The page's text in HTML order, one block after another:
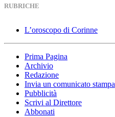
RUBRICHE
L’oroscopo di Corinne
Prima Pagina
Archivio
Redazione
Invia un comunicato stampa
Pubblicità
Scrivi al Direttore
Abbonati